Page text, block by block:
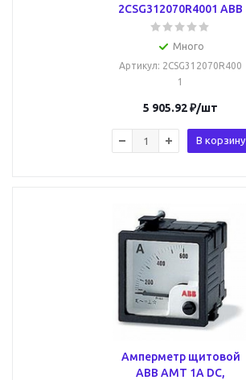
2CSG312070R4001 ABB
Много
Артикул: 2CSG312070R400
1
5 905.92₽/шт
В корзину
Амперметр щитовой
ABB AMT 1А DC,